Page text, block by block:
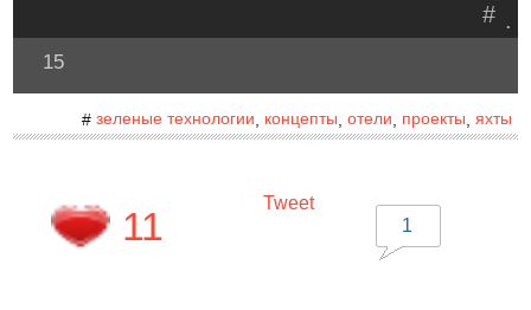
.
#
15
# зеленые технологии концепты отели проекты яхты
11
Tweet
1